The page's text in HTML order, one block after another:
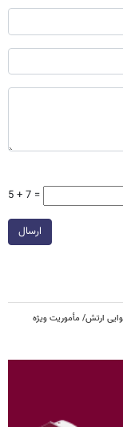
5 + 7 =
ارسال
نیروی هوایی ارتش/ مأموریت ویژه